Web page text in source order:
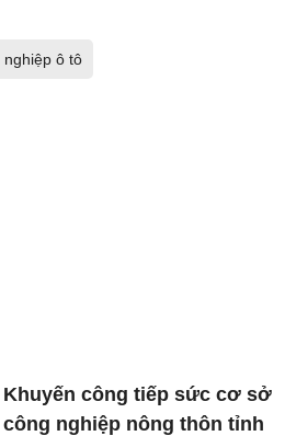
ô tô
Khuyến công tiếp sức cơ sở
công nghiệp nông thôn tỉnh